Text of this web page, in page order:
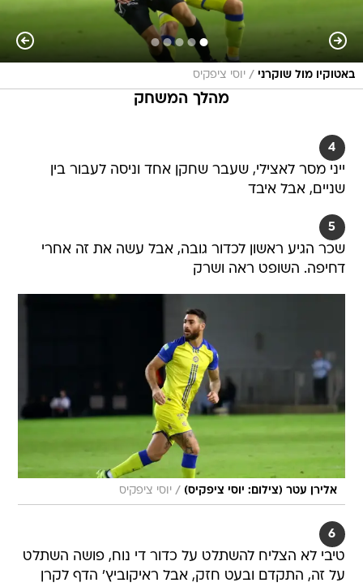
באטוקיו מול שוקרני / יוסי ציפקיס
מהלך המשחק
4
ייני מסר לאצילי, שעבר שחקן אחד וניסה לעבור בין
שניים, אבל איבד
5
שכר הגיע ראשון לכדור גובה, אבל עשה את זה אחרי
דחיפה. השופט ראה ושרק
אלירן עטר (צילום: יוסי ציפקיס) / יוסי ציפקיס
6
טיבי לא הצליח להשתלט על כדור די נוח, פושה השתלט
על זה, התקדם ובעט חזק, אבל ראיקוביץ' הדף לקרן